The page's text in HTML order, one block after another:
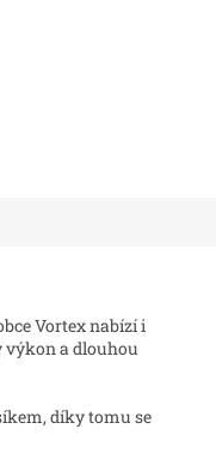
Vortex nabízí i
výkon a dlouhou
díky tomu se